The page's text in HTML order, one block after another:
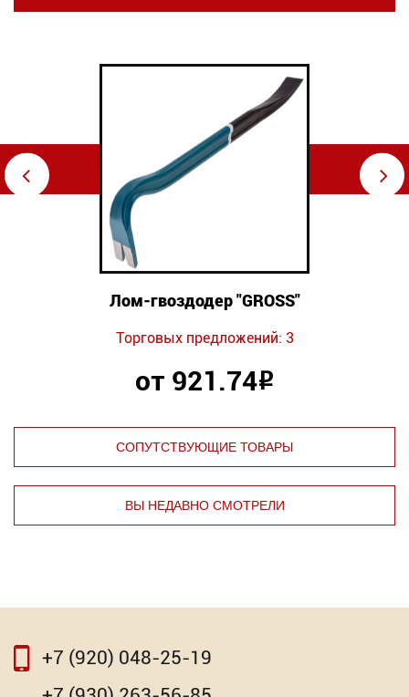
⇦
Лом-гвоздодер "GROSS"
Торговых предложений: 3
от 921.74Р
⇨
СОПУТСТВУЮЩИЕ ТОВАРЫ
⇦ ⇨
ВЫ НЕДАВНО СМОТРЕЛИ
⇦
+7 (920) 048-25-19